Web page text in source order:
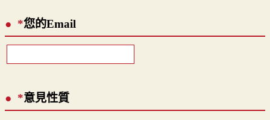
*您的Email
*意見性質